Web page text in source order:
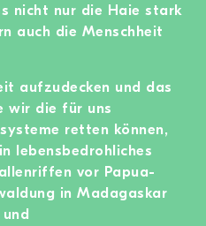
nicht nur die Haie stark
auch die Menschheit
aufzudecken und das
wir die für uns
retten können,
lebensbedrohliches
vor Papua-
in Madagaskar